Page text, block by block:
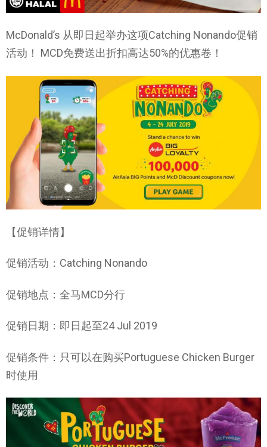
McDonald’s 从即日起举办这项Catching Nonando促销
活动！ MCD免费送出折扣高达50%的优惠卷！
【促销详情】
促销活动：Catching Nonando
促销地点：全马MCD分行
促销日期：即日起至24 Jul 2019
促销条件：只可以在购买Portuguese Chicken Burger
时使用